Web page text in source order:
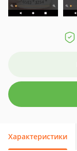
Характеристики